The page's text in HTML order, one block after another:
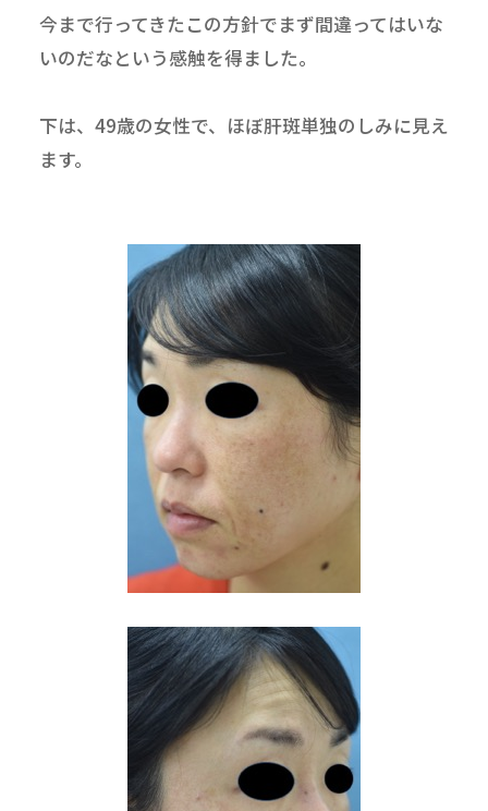
今まで行ってきたこの方針でまず間違ってはいな
いのだなという感触を得ました。
下は、49歳の女性で、ほぼ肝斑単独のしみに見え
ます。